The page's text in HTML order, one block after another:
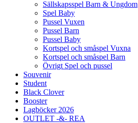
Sällskapsspel Barn & Ungdom
Spel Baby
Pussel Vuxen
Pussel Barn
Pussel Baby
Kortspel och småspel Vuxna
Kortspel och småspel Barn
Övrigt Spel och pussel
Souvenir
Student
Black Clover
Booster
Lagböcker 2026
OUTLET -&- REA